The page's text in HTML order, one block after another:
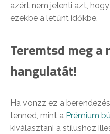
azért nem jelenti azt,
ezekbe a letűnt időkbe.
Teremtsd meg a
hangulatát!
Ha vonzz ez a
tenned, mint a Prémium
kiválasztani a stílushoz